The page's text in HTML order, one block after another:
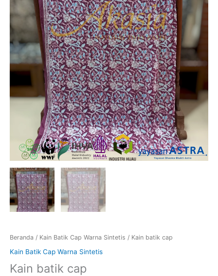
Beranda / Kain Batik Cap Warna Sintetis / Kain batik cap
Kain Batik Cap Warna Sintetis
Kain batik cap